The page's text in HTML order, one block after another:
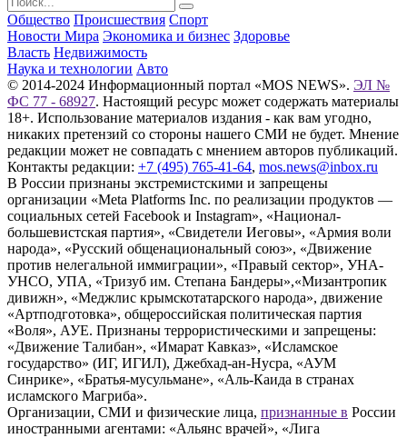
Общество Происшествия Спорт
Новости Мира Экономика и бизнес Здоровье
Власть Недвижимость
Наука и технологии Авто
© 2014-2024 Информационный портал «MOS NEWS». ЭЛ №
ФС 77 - 68927. Настоящий ресурс может содержать материалы
18+. Использование материалов издания - как вам угодно,
никаких претензий со стороны нашего СМИ не будет. Мнение
редакции может не совпадать с мнением авторов публикаций.
Контакты редакции: +7 (495) 765-41-64, mos.news@inbox.ru
В России признаны экстремистскими и запрещены
организации «Meta Platforms Inc. по реализации продуктов —
социальных сетей Facebook и Instagram», «Национал-
большевистская партия», «Свидетели Иеговы», «Армия воли
народа», «Русский общенациональный союз», «Движение
против нелегальной иммиграции», «Правый сектор», УНА-
УНСО, УПА, «Тризуб им. Степана Бандеры»,«Мизантропик
дивижн», «Меджлис крымскотатарского народа», движение
«Артподготовка», общероссийская политическая партия
«Воля», АУЕ. Признаны террористическими и запрещены:
«Движение Талибан», «Имарат Кавказ», «Исламское
государство» (ИГ, ИГИЛ), Джебхад-ан-Нусра, «АУМ
Синрике», «Братья-мусульмане», «Аль-Каида в странах
исламского Магриба».
Организации, СМИ и физические лица, признанные в России
иностранными агентами: «Альянс врачей», «Лига